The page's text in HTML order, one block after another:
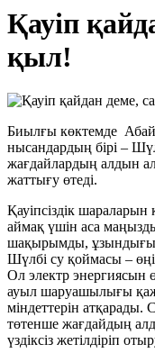
Қауіп
қыл!
Биылғы көктемде
нысандардың бірі –
жағдайлардың алдын
жаттығу өтеді.
Қауіпсіздік
аймақ үшін аса
шақырымды, ұзындығы
Шүлбі су қоймасы –
Ол электр энергиясын
ауыл шаруашылығы
міндеттерін атқарады.
төтенше жағдайдың
үздіксіз жетілдіріп